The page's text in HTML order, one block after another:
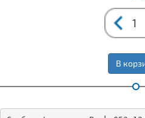
В